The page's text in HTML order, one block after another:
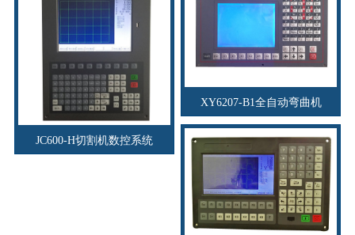
JC600-H切割机数控系统
XY6207-B1全自动弯曲机